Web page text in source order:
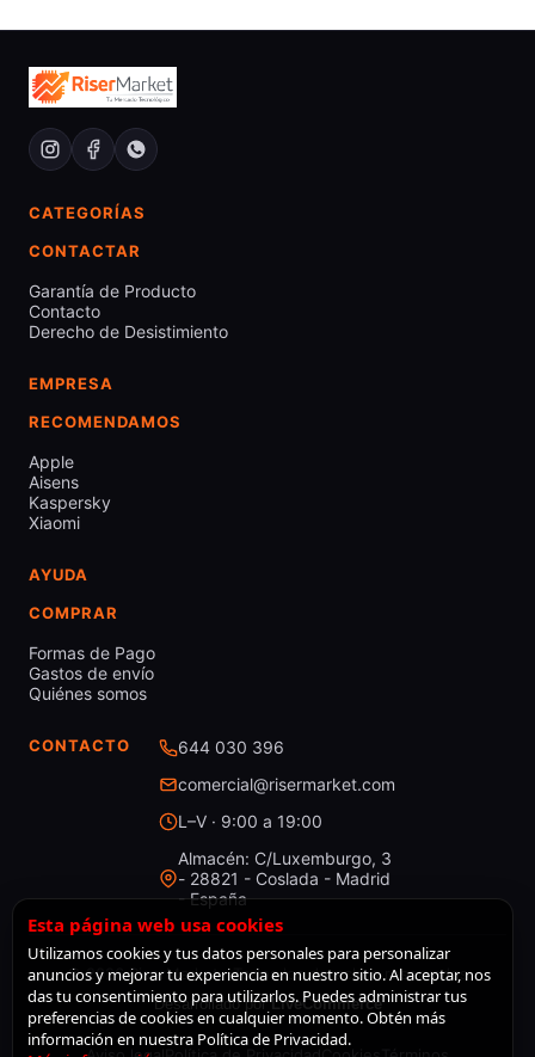
CATEGORÍAS
CONTACTAR
Garantía de Producto
Contacto
Derecho de Desistimiento
EMPRESA
RECOMENDAMOS
Apple
Aisens
Kaspersky
Xiaomi
AYUDA
COMPRAR
Formas de Pago
Gastos de envío
Quiénes somos
CONTACTO
644 030 396
comercial@risermarket.com
L–V · 9:00 a 19:00
Almacén: C/Luxemburgo, 3
- 28821 - Coslada - Madrid
- España
© 2026 RiserMarket · Todos los derechos reservados
Desarrollado porLiveCommerce
Esta página web usa cookies
Utilizamos cookies y tus datos personales para personalizar
anuncios y mejorar tu experiencia en nuestro sitio. Al aceptar, nos
das tu consentimiento para utilizarlos. Puedes administrar tus
preferencias de cookies en cualquier momento. Obtén más
información en nuestra Política de Privacidad.